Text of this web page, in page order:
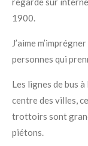
1900.
J’aime
personnes qui
Les lignes de bus
centre des villes,
trottoirs sont
piétons.